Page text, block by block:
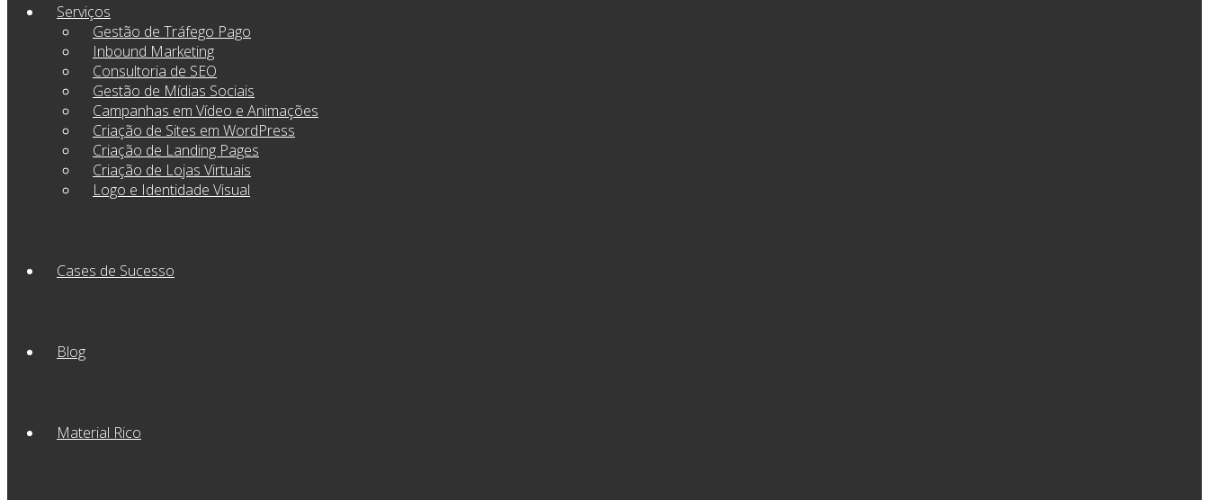
Serviços
Gestão de Tráfego Pago
Inbound Marketing
Consultoria de SEO
Gestão de Mídias Sociais
Campanhas em Vídeo e Animações
Criação de Sites em WordPress
Criação de Landing Pages
Criação de Lojas Virtuais
Logo e Identidade Visual
Cases de Sucesso
Blog
Material Rico